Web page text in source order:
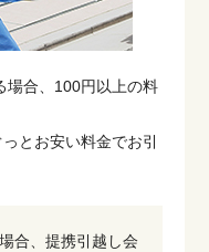
場合、100円以上の料
とお安い料金でお引
合、提携引越し会